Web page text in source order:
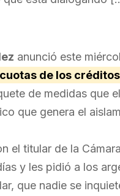
anunció este
de los
de medidas que
que genera el
el titular de la
y les pidió a los
que nadie se